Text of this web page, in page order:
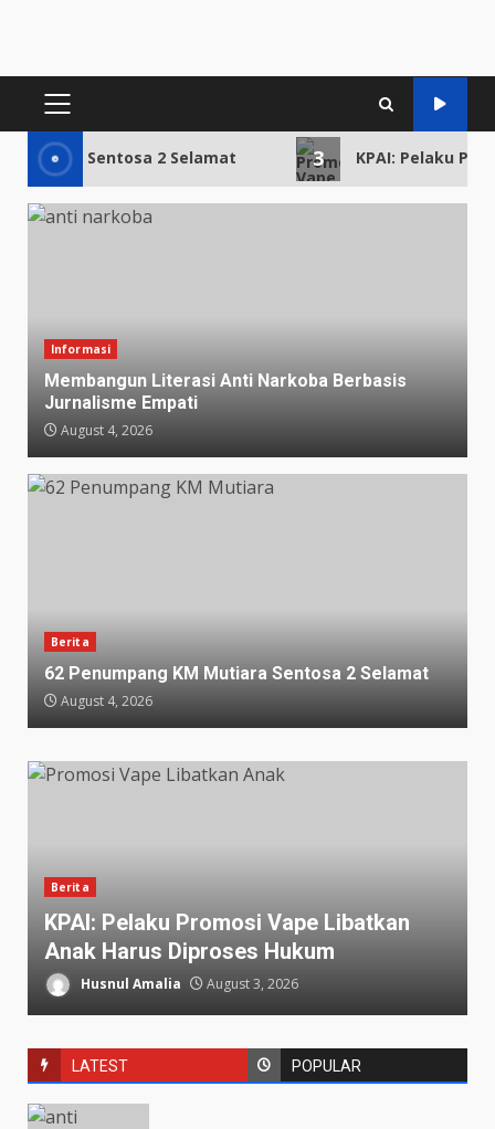
PRIMARY
MENU
Sentosa 2 Selamat KPAI: Pelaku Promosi
Berita
KPAI: Pelaku Promosi Vape Libatkan
Anak Harus Diproses Hukum
Husnul Amalia August 3, 2026
LATEST POPULAR
Informasi
Membangun Literasi Anti Narkoba Berbasis
Jurnalisme Empati
August 4, 2026
Berita
62 Penumpang KM Mutiara Sentosa 2 Selamat
August 4, 2026